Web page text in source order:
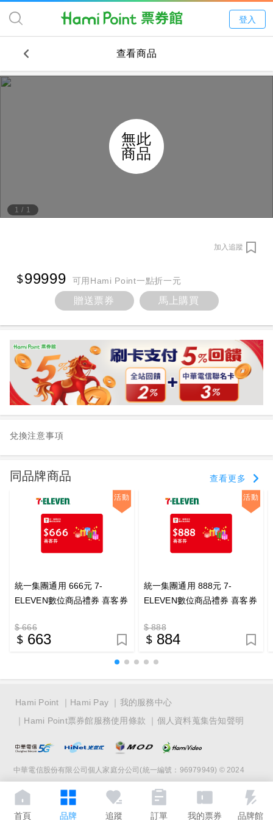
登入
首頁 品牌 追蹤 訂單 我的票券 品牌館
查看商品
1 / 1
無此
商品
加入追蹤
99999 可用Hami Point一點折一元
贈送票券 馬上購買
兌換注意事項
同品牌商品 查看更多
活動
統一集團通用 666元 7-
ELEVEN數位商品禮券 喜客券
$ 666
663
活動
統一集團通用 888元 7-
ELEVEN數位商品禮券 喜客券
$ 888
884
Hami Point Hami Pay
我的服務中心
Hami Point票券館服務使用條款
個人資料蒐集告知聲明
中華電信股份有限公司個人家庭分公司(統一編號：96979949) © 2024